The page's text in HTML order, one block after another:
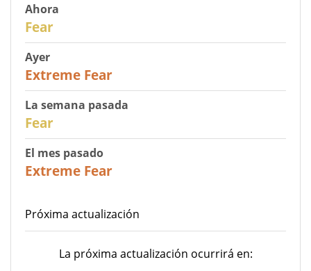
Ahora
Fear
Ayer
Extreme Fear
La semana pasada
Fear
El mes pasado
Extreme Fear
Próxima actualización
La próxima actualización ocurrirá en: